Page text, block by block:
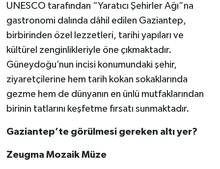
UNESCO tarafından “Yaratıcı Şehirler Ağı”na
gastronomi dalında dâhil edilen Gaziantep,
birbirinden özel lezzetleri, tarihi yapıları ve
kültürel zenginlikleriyle öne çıkmaktadır.
Güneydoğu’nun incisi konumundaki şehir,
ziyaretçilerine hem tarih kokan sokaklarında
gezme hem de dünyanın en ünlü mutfaklarından
birinin tatlarını keşfetme fırsatı sunmaktadır.
Gaziantep’te görülmesi gereken altı yer?
Zeugma Mozaik Müze
Spor
Teknoloji
Türkiye
Video Haber